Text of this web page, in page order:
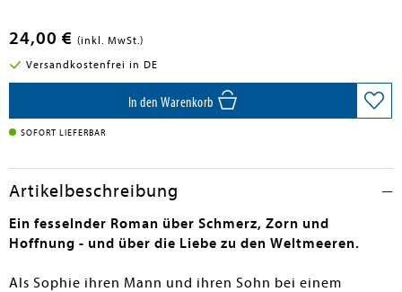
24,00 € (inkl. MwSt.)
Versandkostenfrei in DE
In den Warenkorb
SOFORT LIEFERBAR
Artikelbeschreibung
Ein fesselnder Roman über Schmerz, Zorn und
Hoffnung - und über die Liebe zu den Weltmeeren.
Als Sophie ihren Mann und ihren Sohn bei einem